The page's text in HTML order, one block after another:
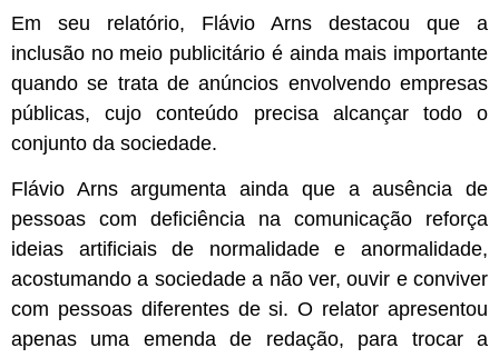
Em seu relatório, Flávio Arns destacou que a
inclusão no meio publicitário é ainda mais importante
quando se trata de anúncios envolvendo empresas
públicas, cujo conteúdo precisa alcançar todo o
conjunto da sociedade.
Flávio Arns argumenta ainda que a ausência de
pessoas com deficiência na comunicação reforça
ideias artificiais de normalidade e anormalidade,
acostumando a sociedade a não ver, ouvir e conviver
com pessoas diferentes de si. O relator apresentou
apenas uma emenda de redação, para trocar a